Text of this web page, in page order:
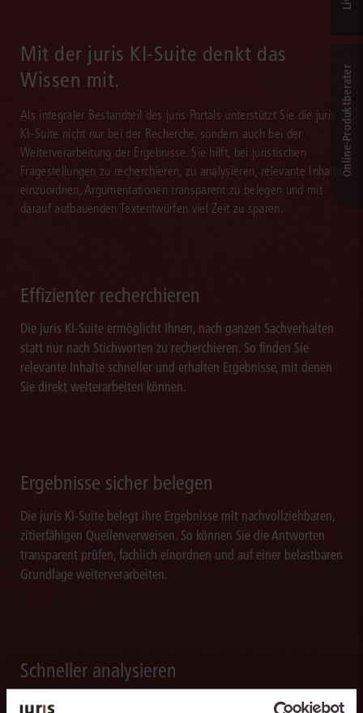
Mit der juris KI-Suite denkt das
Wissen mit.
Als integraler Bestandteil des juris Portals unterstützt Sie die juris
KI-Suite nicht nur bei der Recherche, sondern auch bei der
Weiterverarbeitung der Ergebnisse. Sie hilft, bei juristischen
Fragestellungen zu recherchieren, zu analysieren, relevante Inhalte
einzuordnen, Argumentationen transparent zu belegen und mit
darauf aufbauenden Textentwürfen viel Zeit zu sparen.
Effizienter recherchieren
Die juris KI-Suite ermöglicht Ihnen, nach ganzen Sachverhalten
statt nur nach Stichworten zu recherchieren. So finden Sie
relevante Inhalte schneller und erhalten Ergebnisse, mit denen
Sie direkt weiterarbeiten können.
Ergebnisse sicher belegen
Die juris KI-Suite belegt ihre Ergebnisse mit nachvollziehbaren,
zitierfähigen Quellenverweisen. So können Sie die Antworten
transparent prüfen, fachlich einordnen und auf einer belastbaren
Grundlage weiterverarbeiten.
Schneller analysieren
Die juris KI-Suite beschleunigt die Analyse komplexer
Online-Produkt­berater